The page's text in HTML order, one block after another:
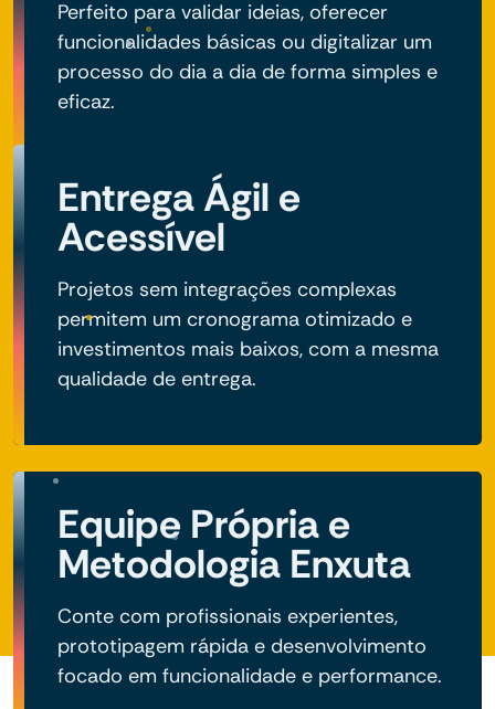
Perfeito para validar ideias, oferecer
funcionalidades básicas ou digitalizar um
processo do dia a dia de forma simples e
eficaz.
Entrega Ágil e
Acessível
Projetos sem integrações complexas
permitem um cronograma otimizado e
investimentos mais baixos, com a mesma
qualidade de entrega.
Equipe Própria e
Metodologia Enxuta
Conte com profissionais experientes,
prototipagem rápida e desenvolvimento
focado em funcionalidade e performance.